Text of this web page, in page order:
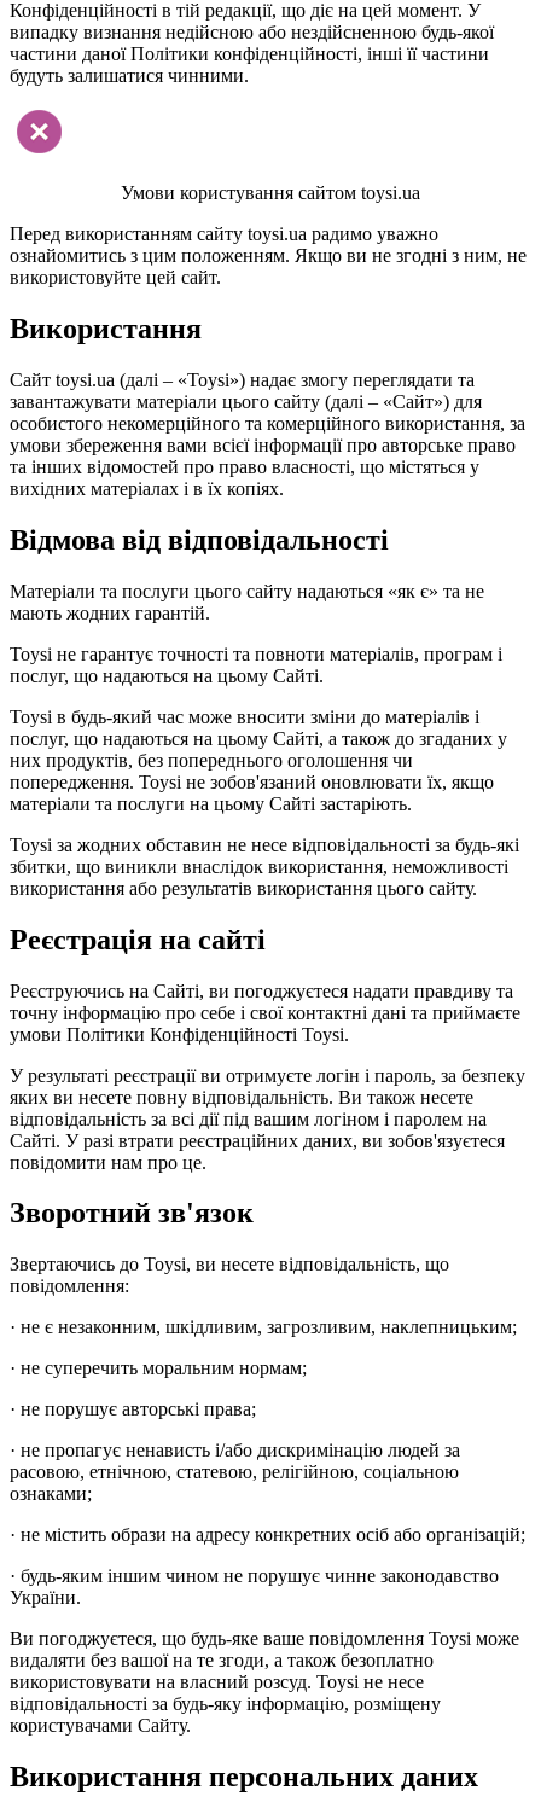
Конфіденційності в тій редакції, що діє на цей момент. У
випадку визнання недійсною або нездійсненною будь-якої
частини даної Політики конфіденційності, інші її частини
будуть залишатися чинними.
Умови користування сайтом toysi.ua
Перед використанням сайту toysi.ua радимо уважно
ознайомитись з цим положенням. Якщо ви не згодні з ним, не
використовуйте цей сайт.
Використання
Сайт toysi.ua (далі – «Toysi») надає змогу переглядати та
завантажувати матеріали цього сайту (далі – «Сайт») для
особистого некомерційного та комерційного використання, за
умови збереження вами всієї інформації про авторське право
та інших відомостей про право власності, що містяться у
вихідних матеріалах і в їх копіях.
Відмова від відповідальності
Матеріали та послуги цього сайту надаються «як є» та не
мають жодних гарантій.
Toysi не гарантує точності та повноти матеріалів, програм і
послуг, що надаються на цьому Сайті.
Toysi в будь-який час може вносити зміни до матеріалів і
послуг, що надаються на цьому Сайті, а також до згаданих у
них продуктів, без попереднього оголошення чи
попередження. Toysi не зобов'язаний оновлювати їх, якщо
матеріали та послуги на цьому Сайті застаріють.
Toysi за жодних обставин не несе відповідальності за будь-які
збитки, що виникли внаслідок використання, неможливості
використання або результатів використання цього сайту.
Реєстрація на сайті
Реєструючись на Сайті, ви погоджуєтеся надати правдиву та
точну інформацію про себе і свої контактні дані та приймаєте
умови Політики Конфіденційності Toysi.
У результаті реєстрації ви отримуєте логін і пароль, за безпеку
яких ви несете повну відповідальність. Ви також несете
відповідальність за всі дії під вашим логіном і паролем на
Сайті. У разі втрати реєстраційних даних, ви зобов'язуєтеся
повідомити нам про це.
Зворотний зв'язок
Звертаючись до Toysi, ви несете відповідальність, що
повідомлення:
· не є незаконним, шкідливим, загрозливим, наклепницьким;
· не суперечить моральним нормам;
· не порушує авторські права;
· не пропагує ненависть і/або дискримінацію людей за
расовою, етнічною, статевою, релігійною, соціальною
ознаками;
· не містить образи на адресу конкретних осіб або організацій;
· будь-яким іншим чином не порушує чинне законодавство
України.
Ви погоджуєтеся, що будь-яке ваше повідомлення Toysi може
видаляти без вашої на те згоди, а також безоплатно
використовувати на власний розсуд. Toysi не несе
відповідальності за будь-яку інформацію, розміщену
користувачами Сайту.
Використання персональних даних